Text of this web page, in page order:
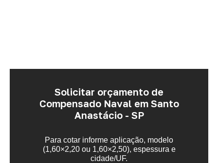
Solicitar orçamento de
Compensado Naval em Santo
Anastácio - SP
Para cotar informe aplicação, modelo
(1,60×2,20 ou 1,60×2,50), espessura e
cidade/UF.